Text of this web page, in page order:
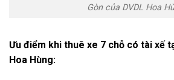
Gòn của DVDL Hoa
Ưu điểm khi thuê xe 7 chỗ có tài xế
Hoa Hùng: